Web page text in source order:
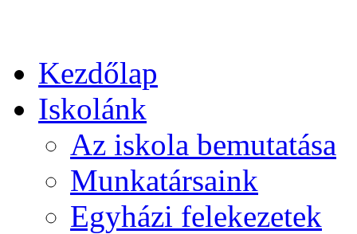
Kezdőlap
Iskolánk
Az iskola bemutatása
Munkatársaink
Egyházi felekezetek